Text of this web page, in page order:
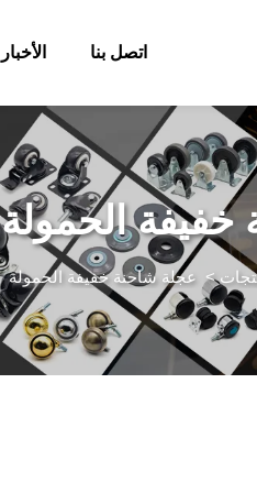
الأخبار اتصل بنا
الحمولة
> عجلة شاحنة خفيفة الحمولة